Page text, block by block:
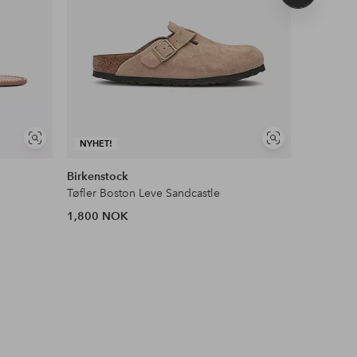
Vis
NYHET!
Vis
Birkenstock
Tøfler Boston Leve Sandcastle
1,800 NOK